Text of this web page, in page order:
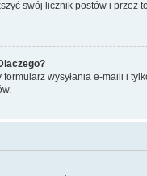
swój licznik postów i przez
wysyłania e-maili i